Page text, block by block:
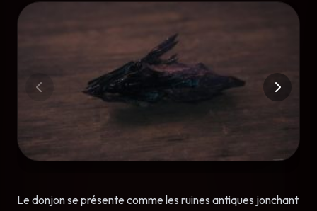
Le donjon se présente comme les ruines antiques jonchant